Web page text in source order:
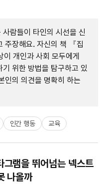
람들이 타인의 시선을 신
주장해요. 자신의 책 『집
개인과 사회 모두에게
위한 방법을 탐구하고 있
인의 의견을 명확히 하는
인간 행동 교육
그램을 뛰어넘는 넥스트
나올까